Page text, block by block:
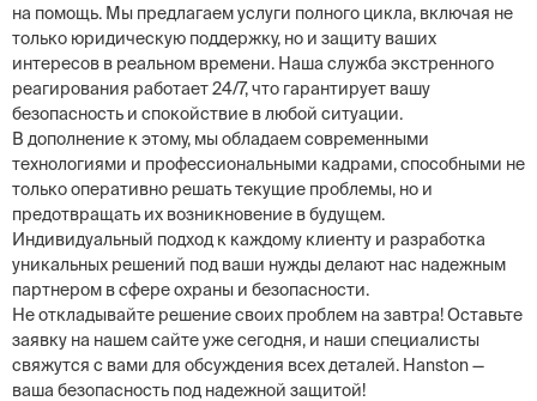
на помощь. Мы предлагаем услуги полного цикла, включая не
только юридическую поддержку, но и защиту ваших
интересов в реальном времени. Наша служба экстренного
реагирования работает 24/7, что гарантирует вашу
безопасность и спокойствие в любой ситуации.
В дополнение к этому, мы обладаем современными
технологиями и профессиональными кадрами, способными не
только оперативно решать текущие проблемы, но и
предотвращать их возникновение в будущем.
Индивидуальный подход к каждому клиенту и разработка
уникальных решений под ваши нужды делают нас надежным
партнером в сфере охраны и безопасности.
Не откладывайте решение своих проблем на завтра! Оставьте
заявку на нашем сайте уже сегодня, и наши специалисты
свяжутся с вами для обсуждения всех деталей. Hanston —
ваша безопасность под надежной защитой!